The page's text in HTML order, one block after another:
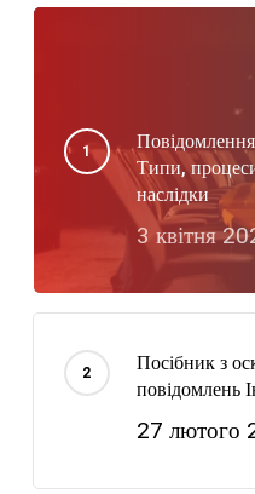
Типи,
наслідки
3 квітня
Посібник з
повідомлень
27 лютого